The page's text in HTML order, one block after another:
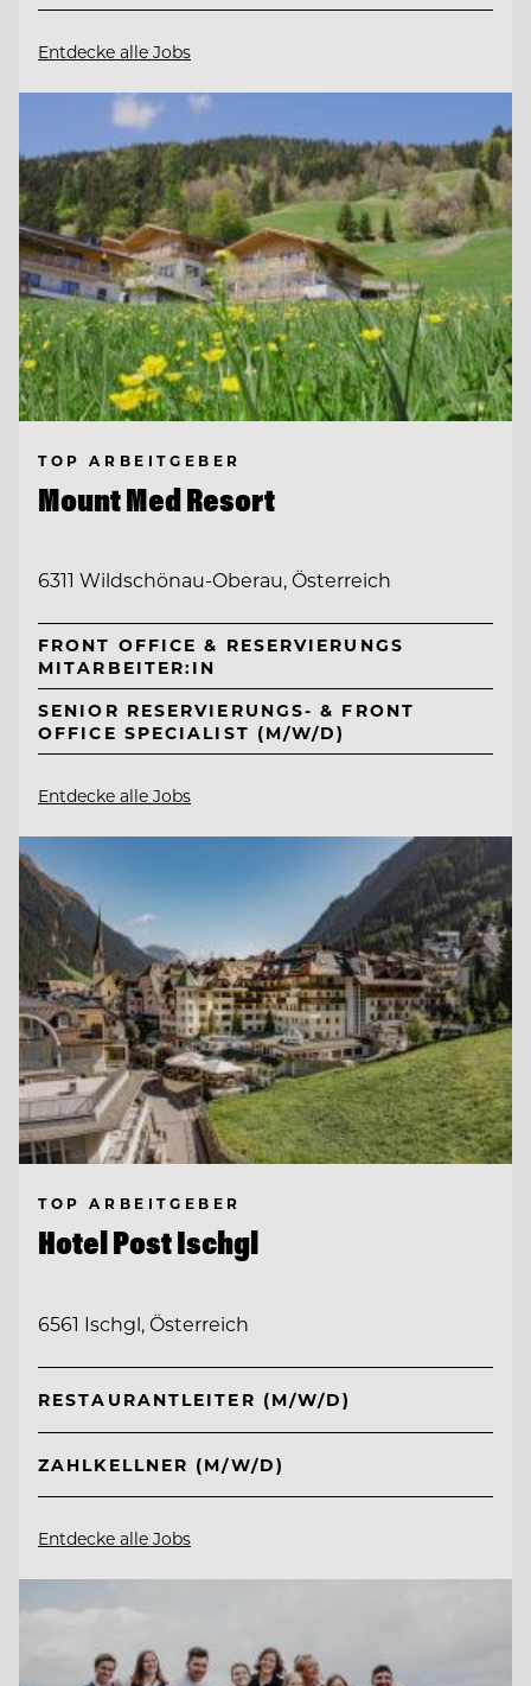
Entdecke alle Jobs
TOP ARBEITGEBER
Mount Med Resort
6311 Wildschönau-Oberau, Österreich
FRONT OFFICE & RESERVIERUNGS
MITARBEITER:IN
SENIOR RESERVIERUNGS- & FRONT
OFFICE SPECIALIST (M/W/D)
Entdecke alle Jobs
TOP ARBEITGEBER
Hotel Post Ischgl
6561 Ischgl, Österreich
RESTAURANTLEITER (M/W/D)
ZAHLKELLNER (M/W/D)
Entdecke alle Jobs